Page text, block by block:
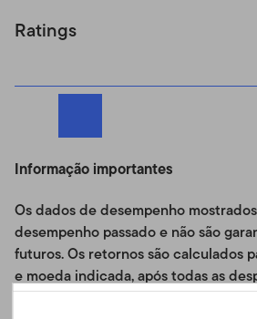
Ratings
Informação importantes
Os dados de desempenho
desempenho passado e não são
futuros. Os retornos são calculados
e moeda indicada, após todas as
do Fundo, e refletem o